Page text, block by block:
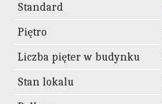
Standard
Piętro
Liczba pięter w budynku
Stan lokalu